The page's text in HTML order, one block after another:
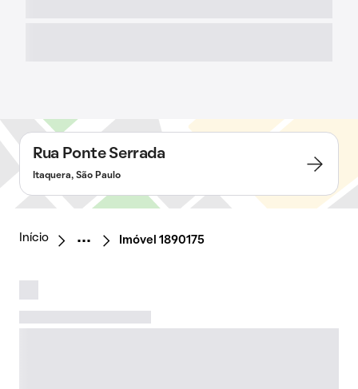
Rua Ponte Serrada
Itaquera, São Paulo
Início Imóvel 1890175